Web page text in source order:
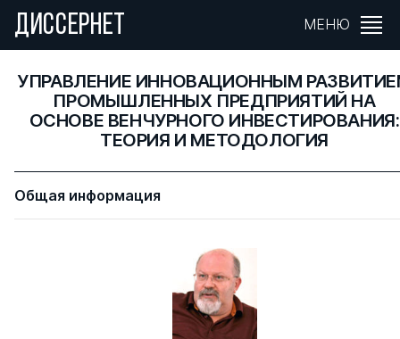
ДИССЕРНЕТ МЕНЮ
УПРАВЛЕНИЕ ИННОВАЦИОННЫМ
ПРОМЫШЛЕННЫХ ПРЕДПРИЯТИЙ НА
ОСНОВЕ ВЕНЧУРНОГО ИНВЕСТИРОВАНИЯ:
ТЕОРИЯ И МЕТОДОЛОГИЯ
Общая информация